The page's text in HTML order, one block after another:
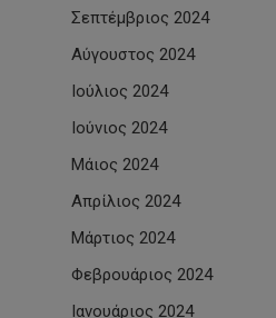
Σεπτέμβριος 2024
Αύγουστος 2024
Ιούλιος 2024
Ιούνιος 2024
Μάιος 2024
Απρίλιος 2024
Μάρτιος 2024
Φεβρουάριος 2024
Ιανουάριος 2024